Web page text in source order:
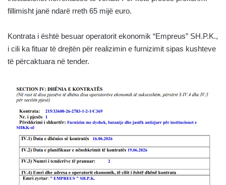
fillimisht janë ndarë rreth 65 mijë euro.
Kontrata i është besuar operatorit ekonomik “Empreus” SH.P.K.,
i cili ka fituar të drejtën për realizimin e furnizimit sipas kushteve
të përcaktuara në tender.